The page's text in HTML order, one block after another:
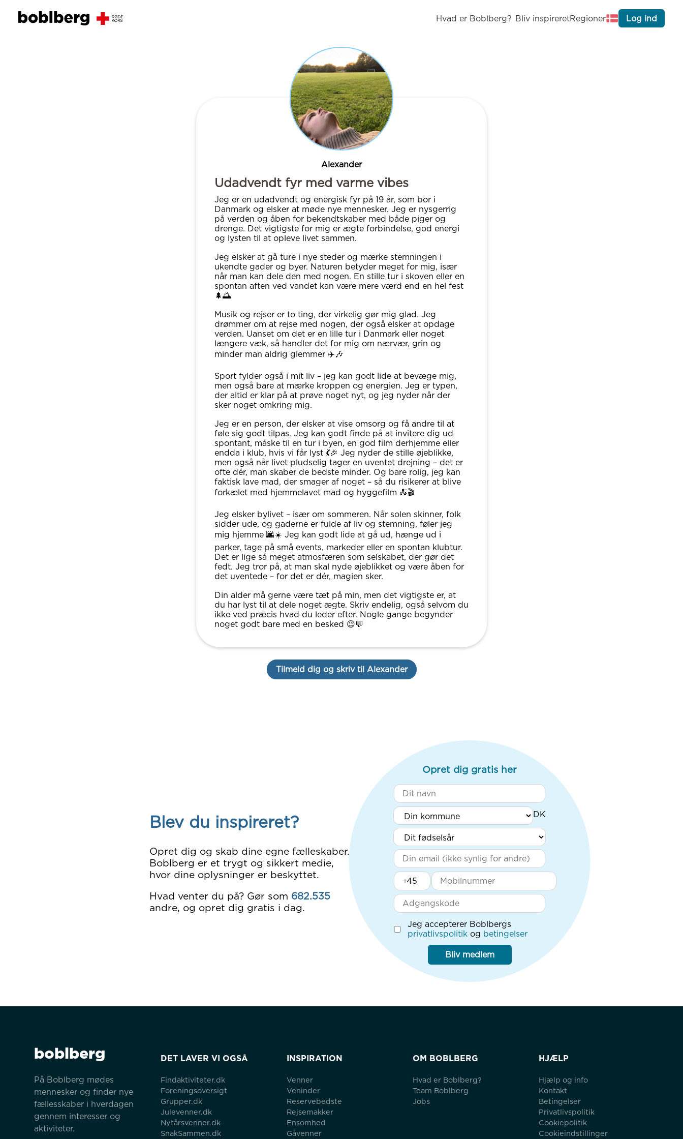
Hvad er Boblberg? Bliv inspireretRegioner Log ind
Alexander
Udadvendt fyr med varme vibes
Jeg er en udadvendt og energisk fyr på 19 år, som bor i
Danmark og elsker at møde nye mennesker. Jeg er nysgerrig
på verden og åben for bekendtskaber med både piger og
drenge. Det vigtigste for mig er ægte forbindelse, god energi
og lysten til at opleve livet sammen.
Jeg elsker at gå ture i nye steder og mærke stemningen i
ukendte gader og byer. Naturen betyder meget for mig, især
når man kan dele den med nogen. En stille tur i skoven eller en
spontan aften ved vandet kan være mere værd end en hel fest
🌲🌅
Musik og rejser er to ting, der virkelig gør mig glad. Jeg
drømmer om at rejse med nogen, der også elsker at opdage
verden. Uanset om det er en lille tur i Danmark eller noget
længere væk, så handler det for mig om nærvær, grin og
minder man aldrig glemmer ✈️🎶
Sport fylder også i mit liv – jeg kan godt lide at bevæge mig,
men også bare at mærke kroppen og energien. Jeg er typen,
der altid er klar på at prøve noget nyt, og jeg nyder når der
sker noget omkring mig.
Jeg er en person, der elsker at vise omsorg og få andre til at
føle sig godt tilpas. Jeg kan godt finde på at invitere dig ud
spontant, måske til en tur i byen, en god film derhjemme eller
endda i klub, hvis vi får lyst 💃🎉 Jeg nyder de stille øjeblikke,
men også når livet pludselig tager en uventet drejning – det er
ofte dér, man skaber de bedste minder. Og bare rolig, jeg kan
faktisk lave mad, der smager af noget – så du risikerer at blive
forkælet med hjemmelavet mad og hyggefilm 🍝🎬
Jeg elsker bylivet – især om sommeren. Når solen skinner, folk
sidder ude, og gaderne er fulde af liv og stemning, føler jeg
mig hjemme 🌆☀️ Jeg kan godt lide at gå ud, hænge ud i
parker, tage på små events, markeder eller en spontan klubtur.
Det er lige så meget atmosfæren som selskabet, der gør det
fedt. Jeg tror på, at man skal nyde øjeblikket og være åben for
det uventede – for det er dér, magien sker.
Din alder må gerne være tæt på min, men det vigtigste er, at
du har lyst til at dele noget ægte. Skriv endelig, også selvom du
ikke ved præcis hvad du leder efter. Nogle gange begynder
noget godt bare med en besked 😉💬
Tilmeld dig og skriv til Alexander
Blev du inspireret?
Opret dig og skab dine egne fælleskaber.
Boblberg er et trygt og sikkert medie,
hvor dine oplysninger er beskyttet.
Hvad venter du på? Gør som 682.535
andre, og opret dig gratis i dag.
Opret dig gratis her
+
Jeg accepterer Boblbergs
privatlivspolitik og betingelser
Bliv medlem
boblberg
På Boblberg mødes
mennesker og finder nye
fællesskaber i hverdagen
gennem interesser og
aktiviteter.
DET LAVER VI OGSÅ
Findaktiviteter.dk
Foreningsoversigt
Grupper.dk
Julevenner.dk
Nytårsvenner.dk
SnakSammen.dk
INSPIRATION
Venner
Veninder
Reservebedste
Rejsemakker
Ensomhed
Gåvenner
OM BOBLBERG
Hvad er Boblberg?
Team Boblberg
Jobs
HJÆLP
Hjælp og info
Kontakt
Betingelser
Privatlivspolitik
Cookiepolitik
Cookieindstillinger